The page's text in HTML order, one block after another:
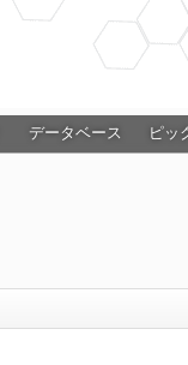
データベース ピッ